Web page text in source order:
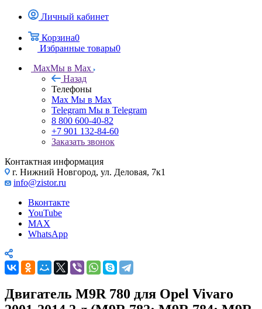
Личный кабинет
Корзина0
Избранные товары0
MaxМы в Max
Назад
Телефоны
Max Мы в Max
Telegram Мы в Telegram
8 800 600-40-82
+7 901 132-84-60
Заказать звонок
Контактная информация
г. Нижний Новгород, ул. Деловая, 7к1
info@zistor.ru
Вконтакте
YouTube
MAX
WhatsApp
Двигатель M9R 780 для Opel Vivaro